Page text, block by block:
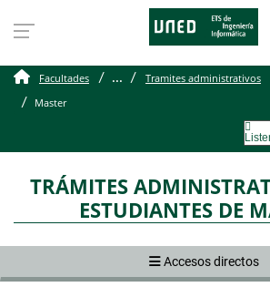
Master
Facultades ... Tramites administrativos
Master
TRÁMITES
ESTUDIANTES DE
Accesos directos